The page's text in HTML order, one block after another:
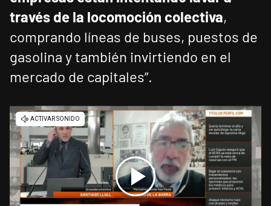
través de la locomoción colectiva,
comprando líneas de buses, puestos de
gasolina y también invirtiendo en el
mercado de capitales”.